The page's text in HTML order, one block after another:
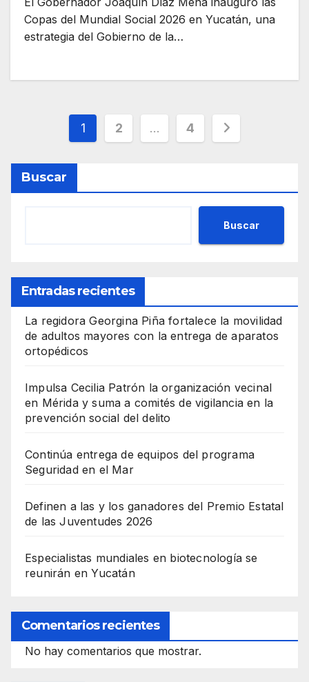
Copas del Mundial Social 2026 en Yucatán, una
estrategia del Gobierno de la…
Paginación
de
entradas
1 2 … 4
Buscar
Buscar
Entradas recientes
La regidora Georgina Piña fortalece la movilidad
de adultos mayores con la entrega de aparatos
ortopédicos
Impulsa Cecilia Patrón la organización vecinal
en Mérida y suma a comités de vigilancia en la
prevención social del delito
Continúa entrega de equipos del programa
Seguridad en el Mar
Definen a las y los ganadores del Premio Estatal
de las Juventudes 2026
Especialistas mundiales en biotecnología se
reunirán en Yucatán
Comentarios recientes
No hay comentarios que mostrar.